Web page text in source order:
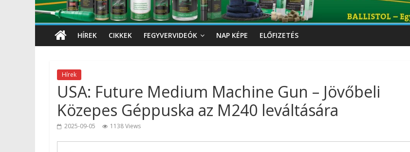
HÍREK CIKKEK FEGYVERVIDEÓK NAP KÉPE ELŐFIZETÉS
Hírek
USA: Future Medium Machine Gun – Jövőbeli
Közepes Géppuska az M240 leváltására
2025-09-05 1138 Views